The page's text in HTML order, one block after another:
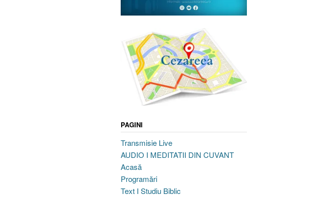
PAGINI
Transmisie Live
AUDIO I MEDITATII DIN CUVANT
Acasă
Programări
Text I Studiu Biblic